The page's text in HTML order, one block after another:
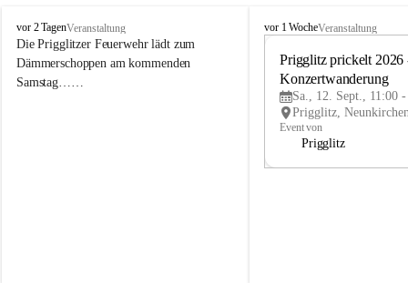
P
r
i
g
vor 2 TagenVeranstaltung
Die Prigglitzer Feuerwehr lädt zum
Dämmerschoppen am kommenden
Samstag……
P
vor 1 WocheVeranstaltung
Prigglitz prickelt 2026
Konzertwanderung
Sa., 12. Sept., 11:00
Event von
Prigglitz